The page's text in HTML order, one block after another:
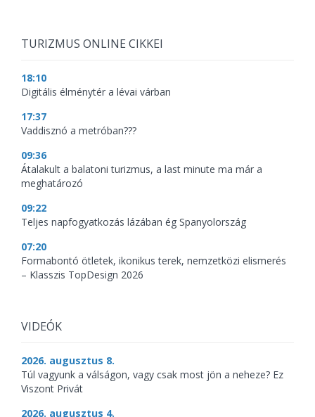
TURIZMUS ONLINE CIKKEI
18:10
Digitális élménytér a lévai várban
17:37
Vaddisznó a metróban???
09:36
Átalakult a balatoni turizmus, a last minute ma már a
meghatározó
09:22
Teljes napfogyatkozás lázában ég Spanyolország
07:20
Formabontó ötletek, ikonikus terek, nemzetközi elismerés
– Klasszis TopDesign 2026
VIDEÓK
2026. augusztus 8.
Túl vagyunk a válságon, vagy csak most jön a neheze? Ez
Viszont Privát
2026. augusztus 4.